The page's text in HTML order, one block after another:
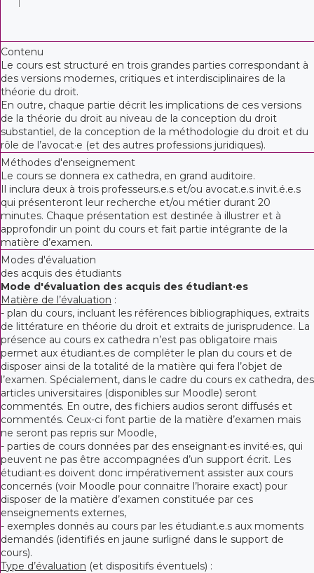
Contenu
Le cours est structuré en trois grandes parties correspondant à
des versions modernes, critiques et interdisciplinaires de la
théorie du droit.
En outre, chaque partie décrit les implications de ces versions
de la théorie du droit au niveau de la conception du droit
substantiel, de la conception de la méthodologie du droit et du
rôle de l’avocat·e (et des autres professions juridiques).
Méthodes d'enseignement
Le cours se donnera ex cathedra, en grand auditoire.
Il inclura deux à trois professeurs.e.s et/ou avocat.e.s invit.é.e.s
qui présenteront leur recherche et/ou métier durant 20
minutes. Chaque présentation est destinée à illustrer et à
approfondir un point du cours et fait partie intégrante de la
matière d’examen.
Modes d'évaluation
des acquis des étudiants
Mode d'évaluation des acquis des étudiant·es
Matière de l’évaluation :
- plan du cours, incluant les références bibliographiques, extraits
de littérature en théorie du droit et extraits de jurisprudence. La
présence au cours ex cathedra n’est pas obligatoire mais
permet aux étudiant.es de compléter le plan du cours et de
disposer ainsi de la totalité de la matière qui fera l’objet de
l’examen. Spécialement, dans le cadre du cours ex cathedra, des
articles universitaires (disponibles sur Moodle) seront
commentés. En outre, des fichiers audios seront diffusés et
commentés. Ceux-ci font partie de la matière d’examen mais
ne seront pas repris sur Moodle,
- parties de cours données par des enseignant·es invité·es, qui
peuvent ne pas être accompagnées d’un support écrit. Les
étudiant·es doivent donc impérativement assister aux cours
concernés (voir Moodle pour connaitre l’horaire exact) pour
disposer de la matière d’examen constituée par ces
enseignements externes,
- exemples donnés au cours par les étudiant.e.s aux moments
demandés (identifiés en jaune surligné dans le support de
cours).
Type d’évaluation (et dispositifs éventuels) :